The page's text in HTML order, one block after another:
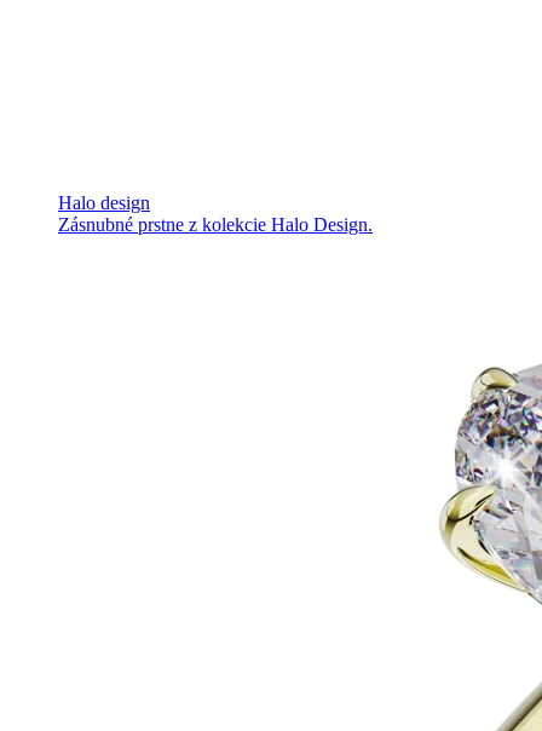
Halo design
Zásnubné prstne z kolekcie Halo Design.